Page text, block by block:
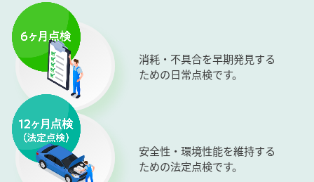
消耗・不具合を早期発見する
ための日常点検です。
安全性・環境性能を維持する
ための法定点検です。